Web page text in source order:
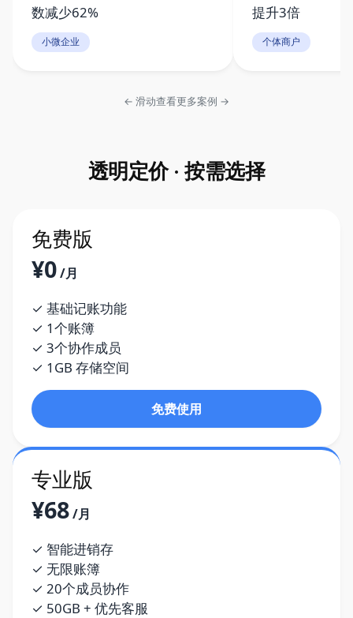
数减少62%
小微企业
提升3倍
个体商户
← 滑动查看更多案例 →
透明定价 · 按需选择
免费版
¥0/月
✓ 基础记账功能
✓ 1个账簿
✓ 3个协作成员
✓ 1GB 存储空间
免费使用
专业版
¥68/月
✓ 智能进销存
✓ 无限账簿
✓ 20个成员协作
✓ 50GB + 优先客服